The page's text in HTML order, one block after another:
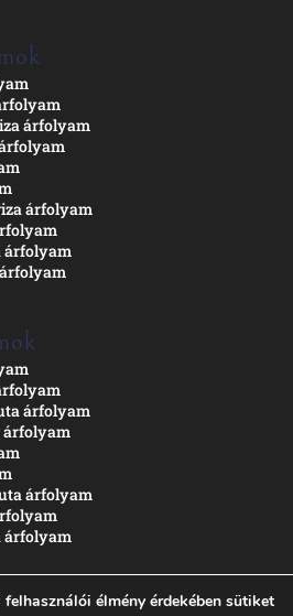
árfolyam
árfolyam
árfolyam
árfolyam
árfolyam
árfolyam
árfolyam
élmény érdekében sütiket